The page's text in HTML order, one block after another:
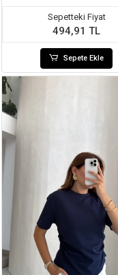
Sepetteki Fiyat
494,91 TL
Sepete Ekle